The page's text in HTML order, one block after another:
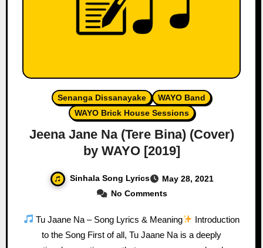
Senanga Dissanayake
WAYO Band
WAYO Brick House Sessions
Jeena Jane Na (Tere Bina) (Cover)
by WAYO [2019]
Sinhala Song Lyrics
May 28, 2021
No Comments
Tu Jaane Na – Song Lyrics & Meaning
Introduction
to the Song First of all, Tu Jaane Na is a deeply